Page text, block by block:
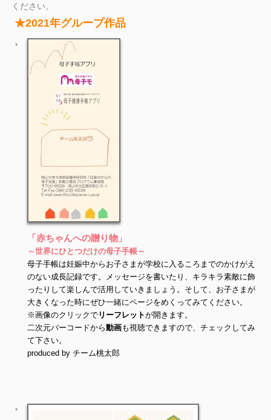
ください。
★2021年グループ作品
「赤ちゃんへの贈り物 」
～世界にひとつだけの母子手帳～
母子手帳は妊娠中からお子さまが学校に入るころまでのかけがえ
のない成長記録です。メッセージを書いたり、キラキラ素敵に飾
ったりして楽しんで活用していきましょう。そして、お子さまが
大きくなった時にぜひ一緒にページをめくってみてください。
※画像のクリックで リーフレットが開きます。
二次元バーコードから動画も視聴できますので、チェックしてみ
て下さい。
produced by チーム桃太郎